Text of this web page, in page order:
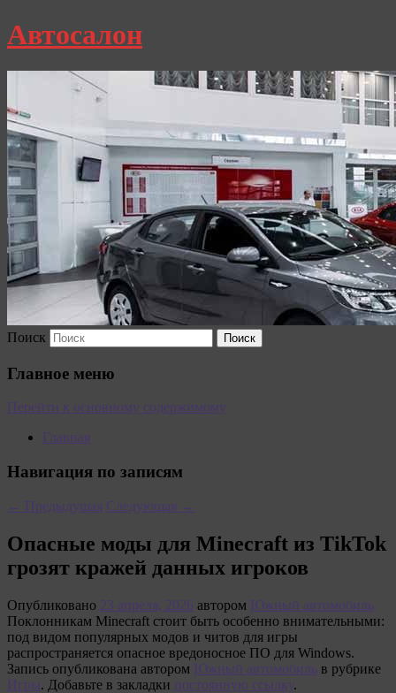
Автосалон
Поиск
Главное меню
Перейти к основному содержимому
Главная
Навигация по записям
← Предыдущая Следующая →
Опасные моды для Minecraft из TikTok
грозят кражей данных игроков
Опубликовано 23 апреля, 2026 автором Южный автомобиль
Поклонникам Minecraft стоит быть особенно внимательными:
под видом популярных модов и читов для игры
распространяется опасное вредоносное ПО для Windows.
Запись опубликована автором Южный автомобиль в рубрике
Игры. Добавьте в закладки постоянную ссылку.